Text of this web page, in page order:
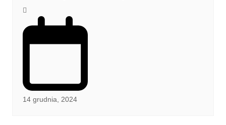
14 grudnia, 2024